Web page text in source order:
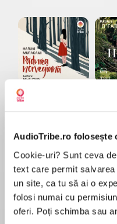
AudioTribe.ro folosește
Cookie-uri? Sunt ceva
text care permit
un site, ca tu să ai o
folosi numai cu
oferi. Poți schimba sau
Pădurea norvegiană
Elita de Argint (Elita
de...
Dani Francis